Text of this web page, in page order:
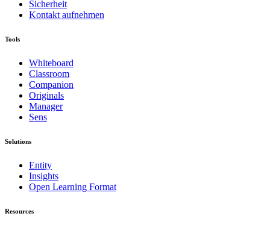
Sicherheit
Kontakt aufnehmen
Tools
Whiteboard
Classroom
Companion
Originals
Manager
Sens
Solutions
Entity
Insights
Open Learning Format
Resources